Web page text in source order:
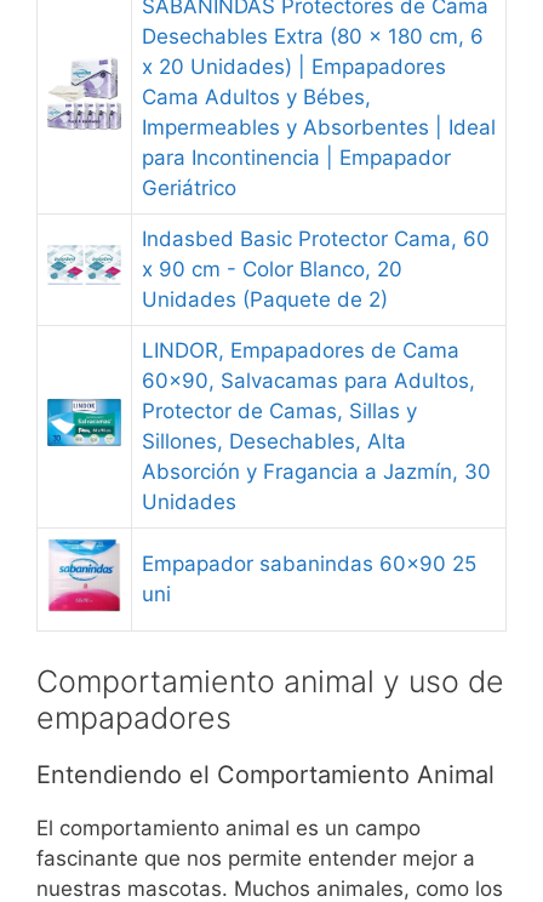
SABANINDAS Protectores de Cama
Desechables Extra (80 x 180 cm, 6
x 20 Unidades) | Empapadores
Cama Adultos y Bébes,
Impermeables y Absorbentes | Ideal
para Incontinencia | Empapador
Geriátrico
Indasbed Basic Protector Cama, 60
x 90 cm - Color Blanco, 20
Unidades (Paquete de 2)
LINDOR, Empapadores de Cama
60x90, Salvacamas para Adultos,
Protector de Camas, Sillas y
Sillones, Desechables, Alta
Absorción y Fragancia a Jazmín, 30
Unidades
Empapador sabanindas 60x90 25
uni
Comportamiento animal y uso de
empapadores
Entendiendo el Comportamiento Animal
El comportamiento animal es un campo
fascinante que nos permite entender mejor a
nuestras mascotas. Muchos animales, como los